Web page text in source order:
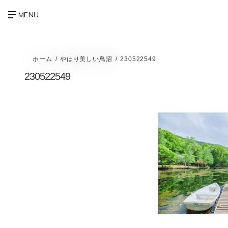
ホーム やはり美しい鳥沼 230522549
230522549